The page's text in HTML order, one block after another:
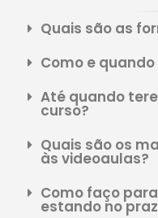
Quais são as
Como e
Até quando
curso?
Quais são os
às videoaulas?
Como faço
estando no